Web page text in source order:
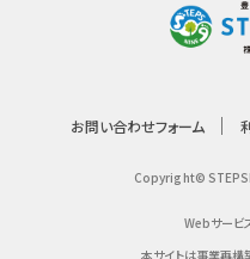
お問い合わせフォーム
Copyright©
Webサービ
本サイトは事業再構